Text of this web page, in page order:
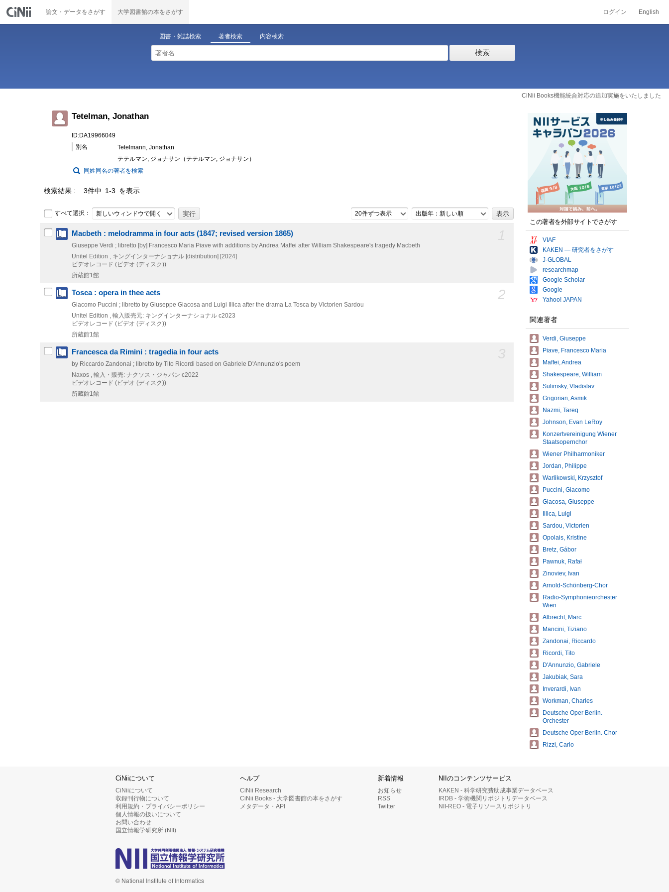
論文・データをさがす 大学図書館の本をさがす ログイン English
図書・雑誌検索 著者検索 内容検索
検索
CiNii Books機能統合対応の追加実施をいたしました
Tetelman, Jonathan
ID:DA19966049
別名
Tetelmann, Jonathan
テテルマン, ジョナサン（テテルマン, ジョナサン）
同姓同名の著者を検索
検索結果 3件中 1-3 を表示
すべて選択： 新しいウィンドウで開く 20件ずつ表示 出版年：新しい順
Macbeth : melodramma in four acts (1847; revised version 1865)
Giuseppe Verdi ; libretto [by] Francesco Maria Piave with additions by Andrea Maffei after William Shakespeare's tragedy Macbeth
Unitel Edition , キングインターナショナル [distribution] [2024]
ビデオレコード (ビデオ (ディスク))
所蔵館1館
2
Tosca : opera in thee acts
Giacomo Puccini ; libretto by Giuseppe Giacosa and Luigi Illica after the drama La Tosca by Victorien Sardou
Unitel Edition , 輸入販売元: キングインターナショナル c2023
ビデオレコード (ビデオ (ディスク))
所蔵館1館
Francesca da Rimini : tragedia in four acts
by Riccardo Zandonai ; libretto by Tito Ricordi based on Gabriele D'Annunzio's poem
Naxos , 輸入・販売: ナクソス・ジャパン c2022
ビデオレコード (ビデオ (ディスク))
所蔵館1館
この著者を外部サイトでさがす
VIAF
KAKEN — 研究者をさがす
J-GLOBAL
researchmap
Google Scholar
Google
Yahoo! JAPAN
関連著者
Verdi, Giuseppe
Piave, Francesco Maria
Maffei, Andrea
Shakespeare, William
Sulimsky, Vladislav
Grigorian, Asmik
Nazmi, Tareq
Johnson, Evan LeRoy
Konzertvereinigung Wiener
Staatsopernchor
Wiener Philharmoniker
Jordan, Philippe
Warlikowski, Krzysztof
Puccini, Giacomo
Giacosa, Giuseppe
Illica, Luigi
Sardou, Victorien
Opolais, Kristine
Bretz, Gábor
Pawnuk, Rafał
Zinoviev, Ivan
Arnold-Schönberg-Chor
Radio-Symphonieorchester
Wien
Albrecht, Marc
Mancini, Tiziano
Zandonai, Riccardo
Ricordi, Tito
D'Annunzio, Gabriele
Jakubiak, Sara
Inverardi, Ivan
Workman, Charles
Deutsche Oper Berlin.
Orchester
Deutsche Oper Berlin. Chor
Rizzi, Carlo
CiNiiについて
CiNiiについて
収録刊行物について
利用規約・プライバシーポリシー
個人情報の扱いについて
お問い合わせ
国立情報学研究所 (NII)
ヘルプ
CiNii Research
CiNii Books - 大学図書館の本をさがす
メタデータ・API
新着情報
お知らせ
RSS
Twitter
NIIのコンテンツサービス
KAKEN - 科学研究費助成事業データベース
IRDB - 学術機関リポジトリデータベース
NII-REO - 電子リソースリポジトリ
© National Institute of Informatics